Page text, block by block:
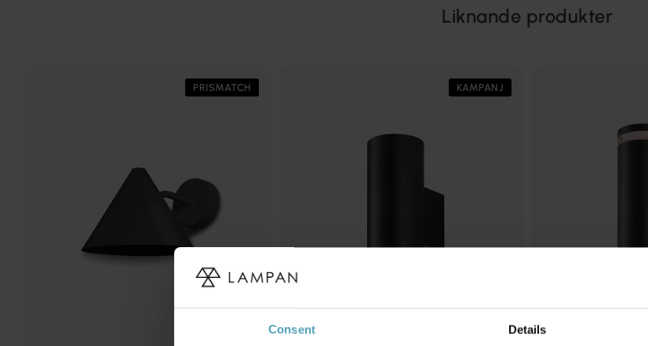
Consent Details
Liknande produkter
PRISMATCH KAMPANJ